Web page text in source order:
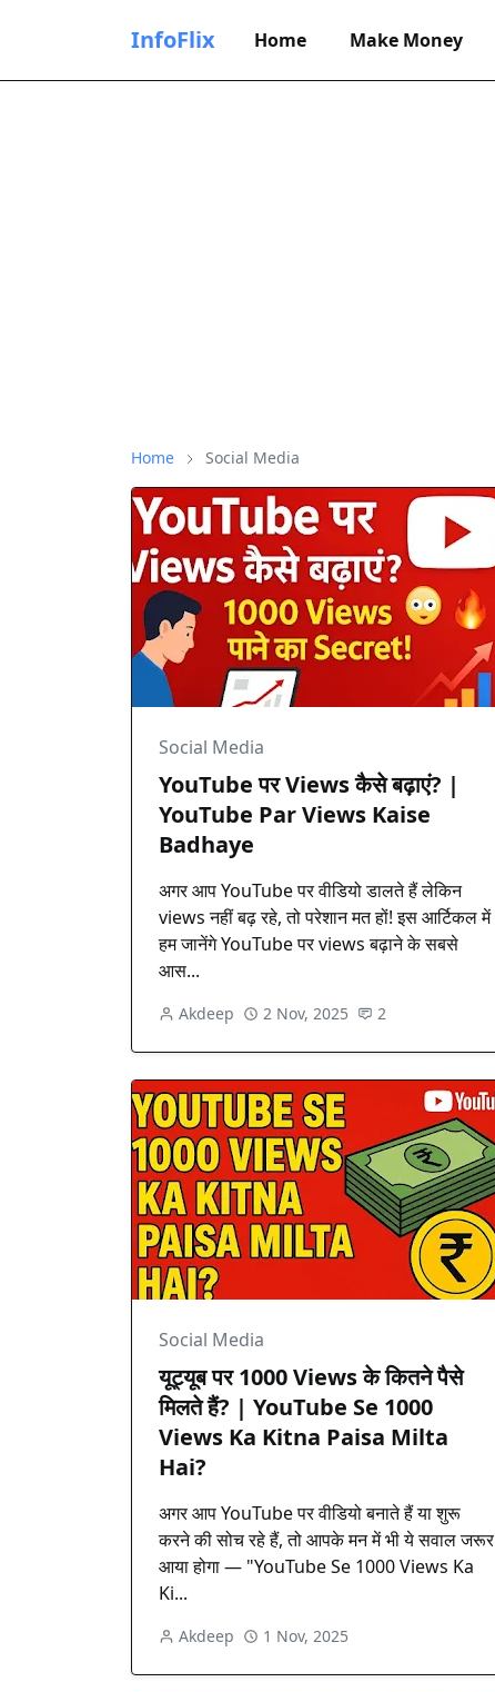
InfoFlix Home Make Money
Home Social Media
Social Media
YouTube पर Views कैसे बढ़ाएं? |
YouTube Par Views Kaise
Badhaye
अगर आप YouTube पर वीडियो डालते हैं लेकिन
views नहीं बढ़ रहे, तो परेशान मत हों! इस आर्टिकल में
हम जानेंगे YouTube पर views बढ़ाने के सबसे
आस...
Akdeep 2 Nov, 2025 2
Social Media
यूट्यूब पर 1000 Views के कितने पैसे
मिलते हैं? | YouTube Se 1000
Views Ka Kitna Paisa Milta
Hai?
अगर आप YouTube पर वीडियो बनाते हैं या शुरू
करने की सोच रहे हैं, तो आपके मन में भी ये सवाल जरूर
आया होगा — "YouTube Se 1000 Views Ka
Ki...
Akdeep 1 Nov, 2025